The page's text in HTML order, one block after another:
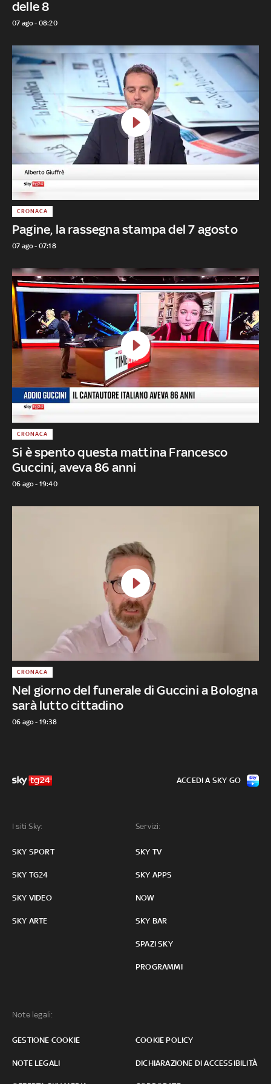
delle 8
07 ago - 08:20
Pagine, la rassegna stampa del 7 agosto
CRONACA
07 ago - 07:18
Si è spento questa mattina Francesco
Guccini, aveva 86 anni
CRONACA
06 ago - 19:40
Nel giorno del funerale di Guccini a Bologna
sarà lutto cittadino
CRONACA
06 ago - 19:38
I siti Sky:
SKY SPORT
SKY TG24
SKY VIDEO
SKY ARTE
Servizi:
SKY TV
SKY APPS
NOW
SKY BAR
SPAZI SKY
PROGRAMMI
Note legali:
GESTIONE COOKIE COOKIE POLICY
NOTE LEGALI DICHIARAZIONE DI ACCESSIBILITÀ
ACCEDI A SKY GO